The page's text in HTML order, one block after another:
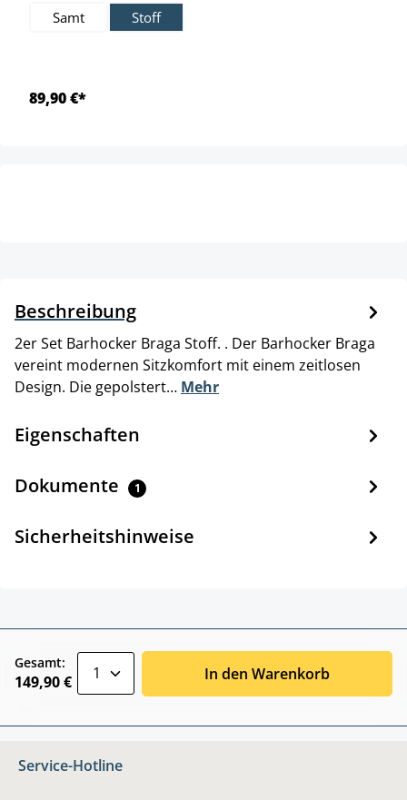
Samt Stoff
89,90 €*
Beschreibung
2er Set Barhocker Braga Stoff. . Der Barhocker Braga
vereint modernen Sitzkomfort mit einem zeitlosen
Design. Die gepolstert… Mehr
Eigenschaften
Dokumente 1
Sicherheitshinweise
Gesamt:
149,90 € In den Warenkorb
Service-Hotline